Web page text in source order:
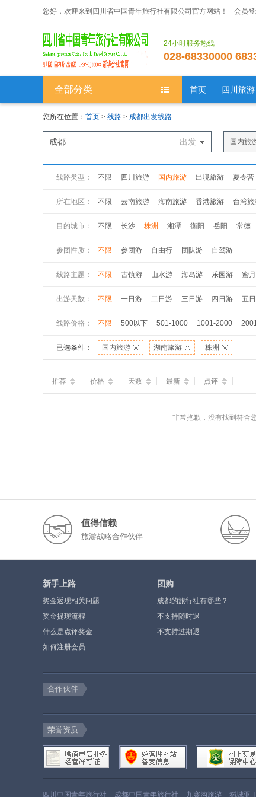
您好，欢迎来到四川省中国青年旅行社有限公司官方网站！ 会员
24小时服务热线
028-68330000
全部分类 首页 四川旅游
您所在位置： 首页 > 线路 > 成都出发线路
出发
成都 国内旅
线路类型： 不限 四川旅游 国内旅游 出境旅游 夏令营
所在地区： 不限 云南旅游 海南旅游 香港旅游 台湾旅
山西旅游
黑龙江旅游 吉林旅游 山西旅游
目的城市： 不限 长沙 株洲 湘潭 衡阳 岳阳 常德
参团性质： 不限 参团游 自由行 团队游 自驾游
线路主题： 不限 古镇游 山水游 海岛游 乐园游 蜜
出游天数： 不限 一日游 二日游 三日游 四日游 五
线路价格： 不限 500以下 501-1000 1001-2000
已选条件： 国内旅游 湖南旅游 株洲
推荐 价格 天数 最新 点评
非常抱歉，没有找到符合
值得信赖
旅游战略合作伙伴
新手上路
奖金返现相关问题
奖金提现流程
什么是点评奖金
如何注册会员
团购
成都的旅行社有哪些？
不支持随时退
不支持过期退
合作伙伴
荣誉资质
四川中国青年旅行社 成都中国青年旅行社 九寨沟旅游 稻城亚